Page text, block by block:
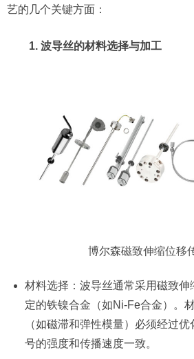
艺的几个关键方面：
1. 波导丝的材料选择与加工
博尔森磁致伸缩位移
材料选择：波导丝通常采用磁致伸
定的铁镍合金（如Ni-Fe合金）。
（如磁滞和弹性模量）必须经过
号的强度和传播速度一致。